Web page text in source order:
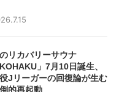
リカバリーサウナ
KOHAKU」7月10日誕生、
Jリーガーの回復論が生む
的再起動